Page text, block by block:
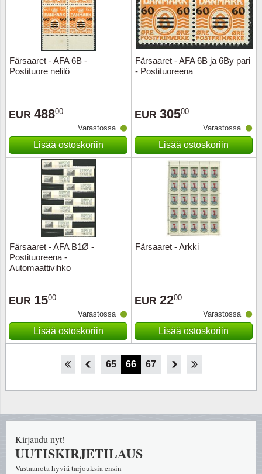
Färsaaret - AFA 6B -
Postituore nelilö
EUR 48800
Varastossa
Lisää ostoskoriin
Färsaaret - AFA 6B ja 6By pari
- Postituoreena
EUR 30500
Varastossa
Lisää ostoskoriin
Färsaaret - AFA B1Ø -
Postituoreena -
Automaattivihko
EUR 1500
Varastossa
Lisää ostoskoriin
Färsaaret - Arkki
EUR 2200
Varastossa
Lisää ostoskoriin
63 64 65 66 67 68 69
Kirjaudu nyt!
UUTISKIRJETILAUS
Vastaanota hyviä tarjouksia ensin